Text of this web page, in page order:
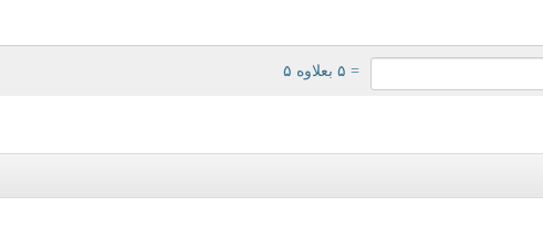
= ۵ بعلاوه ۵